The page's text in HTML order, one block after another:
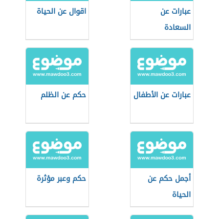
عبارات عن
السعادة
اقوال عن الحياة
عبارات عن الأطفال حكم عن الظلم
أجمل حكم عن
الحياة
حكم وعبر مؤثرة